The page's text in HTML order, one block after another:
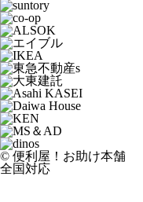
© 便利屋！お助け本舗
全国対応